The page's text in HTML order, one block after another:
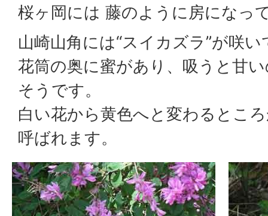
桜ヶ岡には 藤のように房になっ
山崎山角には“スイカズラ”が咲
花筒の奥に蜜があり、吸うと甘
そうです。
白い花から黄色へと変わるとこ
呼ばれます。